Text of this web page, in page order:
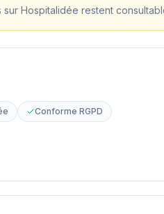
Hospitalidée restent
Conforme RGPD